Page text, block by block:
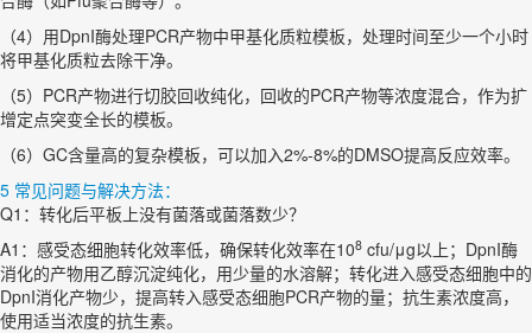
（4）用DpnI酶处理PCR产物中甲基化质粒模板，处理时间至少一个小时
将甲基化质粒去除干净。
（5）PCR产物进行切胶回收纯化，回收的PCR产物等浓度混合，作为扩
增定点突变全长的模板。
（6）GC含量高的复杂模板，可以加入2%-8%的DMSO提高反应效率。
5 常见问题与解决方法：
Q1：转化后平板上没有菌落或菌落数少？
A1：感受态细胞转化效率低，确保转化效率在108 cfu/μg以上；DpnI酶
消化的产物用乙醇沉淀纯化，用少量的水溶解；转化进入感受态细胞中的
DpnI消化产物少，提高转入感受态细胞PCR产物的量；抗生素浓度高，
使用适当浓度的抗生素。